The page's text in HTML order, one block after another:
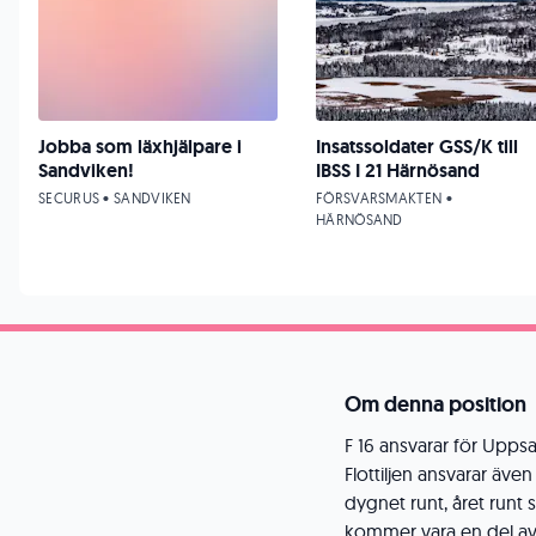
Om denna position
F 16 ansvarar för
Flottiljen ansvarar
dygnet runt, året runt
kommer vara en del
Jobba som läxhjälpare i
Sandviken!
SECURUS • SANDVIKEN
Insatssoldater GSS/K till
IBSS I 21 Härnösand
FÖRSVARSMAKTEN •
HÄRNÖSAND